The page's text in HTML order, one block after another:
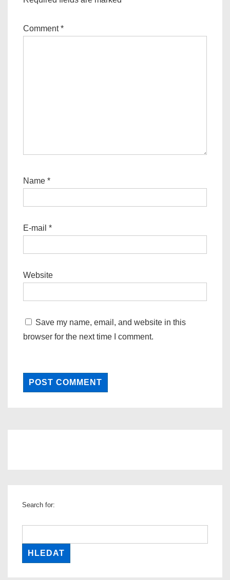
Comment*
Name *
E-mail *
Website
Save my name, email, and website in this
browser for the next time I comment.
Search for: